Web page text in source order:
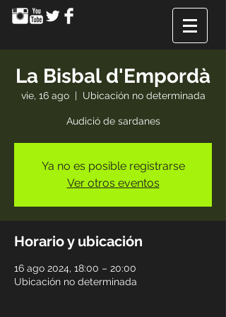
La Bisbal d'Empordà
vie, 16 ago
  |
Ubicación no determinada
Audició de sardanes
Ya no es posible registrarse
Ver otros eventos
Horario y ubicación
16 ago 2024, 18:00 – 20:00
Ubicación no determinada